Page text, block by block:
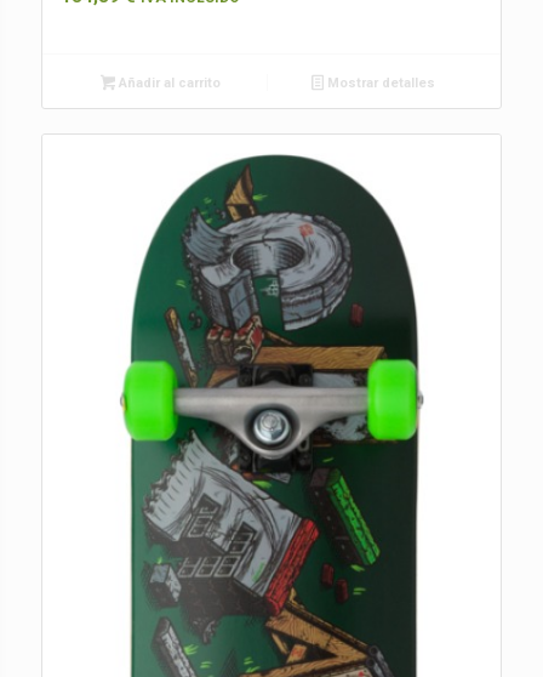
Añadir al carrito Mostrar detalles